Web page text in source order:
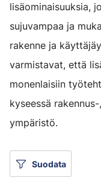
lisäominaisuuksia,
sujuvampaa ja
rakenne ja
varmistavat, että
monenlaisiin
kyseessä
ympäristö.
Suodata